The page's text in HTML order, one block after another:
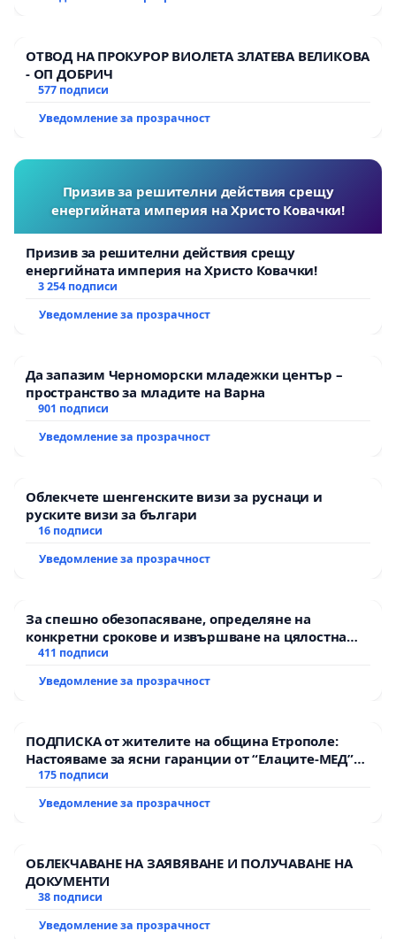
ОТВОД НА ПРОКУРОР ВИОЛЕТА ЗЛАТЕВА ВЕЛИКОВА
- ОП ДОБРИЧ
577 подписи
Уведомление за прозрачност
Призив за решителни действия срещу
енергийната империя на Христо Ковачки!
Призив за решителни действия срещу
енергийната империя на Христо Ковачки!
3 254 подписи
Уведомление за прозрачност
Да запазим Черноморски младежки център –
пространство за младите на Варна
901 подписи
Уведомление за прозрачност
Облекчете шенгенските визи за руснаци и
руските визи за българи
16 подписи
Уведомление за прозрачност
За спешно обезопасяване, определяне на
конкретни срокове и извършване на цялостна
рехабилитация на републиканския път между
Мирово - к.к. Момин проход
411 подписи
Уведомление за прозрачност
ПОДПИСКА от жителите на община Етрополе:
Настояваме за ясни гаранции от “Елаците-МЕД”
АД и от държавата, че ще се изпълнят всички
175 подписи
Уведомление за прозрачност
ОБЛЕКЧАВАНЕ НА ЗАЯВЯВАНЕ И ПОЛУЧАВАНЕ НА
ДОКУМЕНТИ
38 подписи
Уведомление за прозрачност